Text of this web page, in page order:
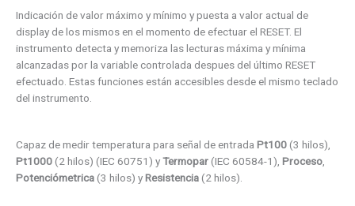
Indicación de valor máximo y mínimo y puesta a valor actual de
display de los mismos en el momento de efectuar el RESET. El
instrumento detecta y memoriza las lecturas máxima y mínima
alcanzadas por la variable controlada despues del último RESET
efectuado. Estas funciones están accesibles desde el mismo teclado
del instrumento.
Capaz de medir temperatura para señal de entrada Pt100 (3 hilos),
Pt1000 (2 hilos) (IEC 60751) yTermopar (IEC 60584-1), Proceso
Potenciómetrica (3 hilos) yResistencia (2 hilos).